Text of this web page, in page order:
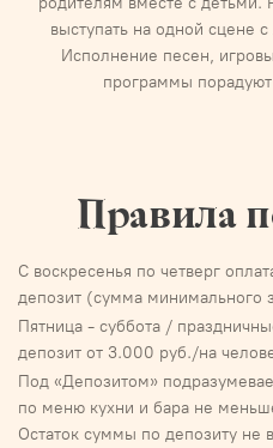
выступать на одной
Исполнение песен,
программы
Правила
С воскресенья по четверг
депозит (сумма минимального
Пятница - суббота /
депозит от 3.000 руб./на
Под «Депозитом»
по меню кухни и бара не
Остаток суммы по депозиту не